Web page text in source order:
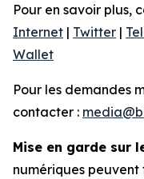
Pour en savoir plus,
Internet | Twitter |
Wallet
Pour les demandes
contacter :
Mise en garde sur
numériques